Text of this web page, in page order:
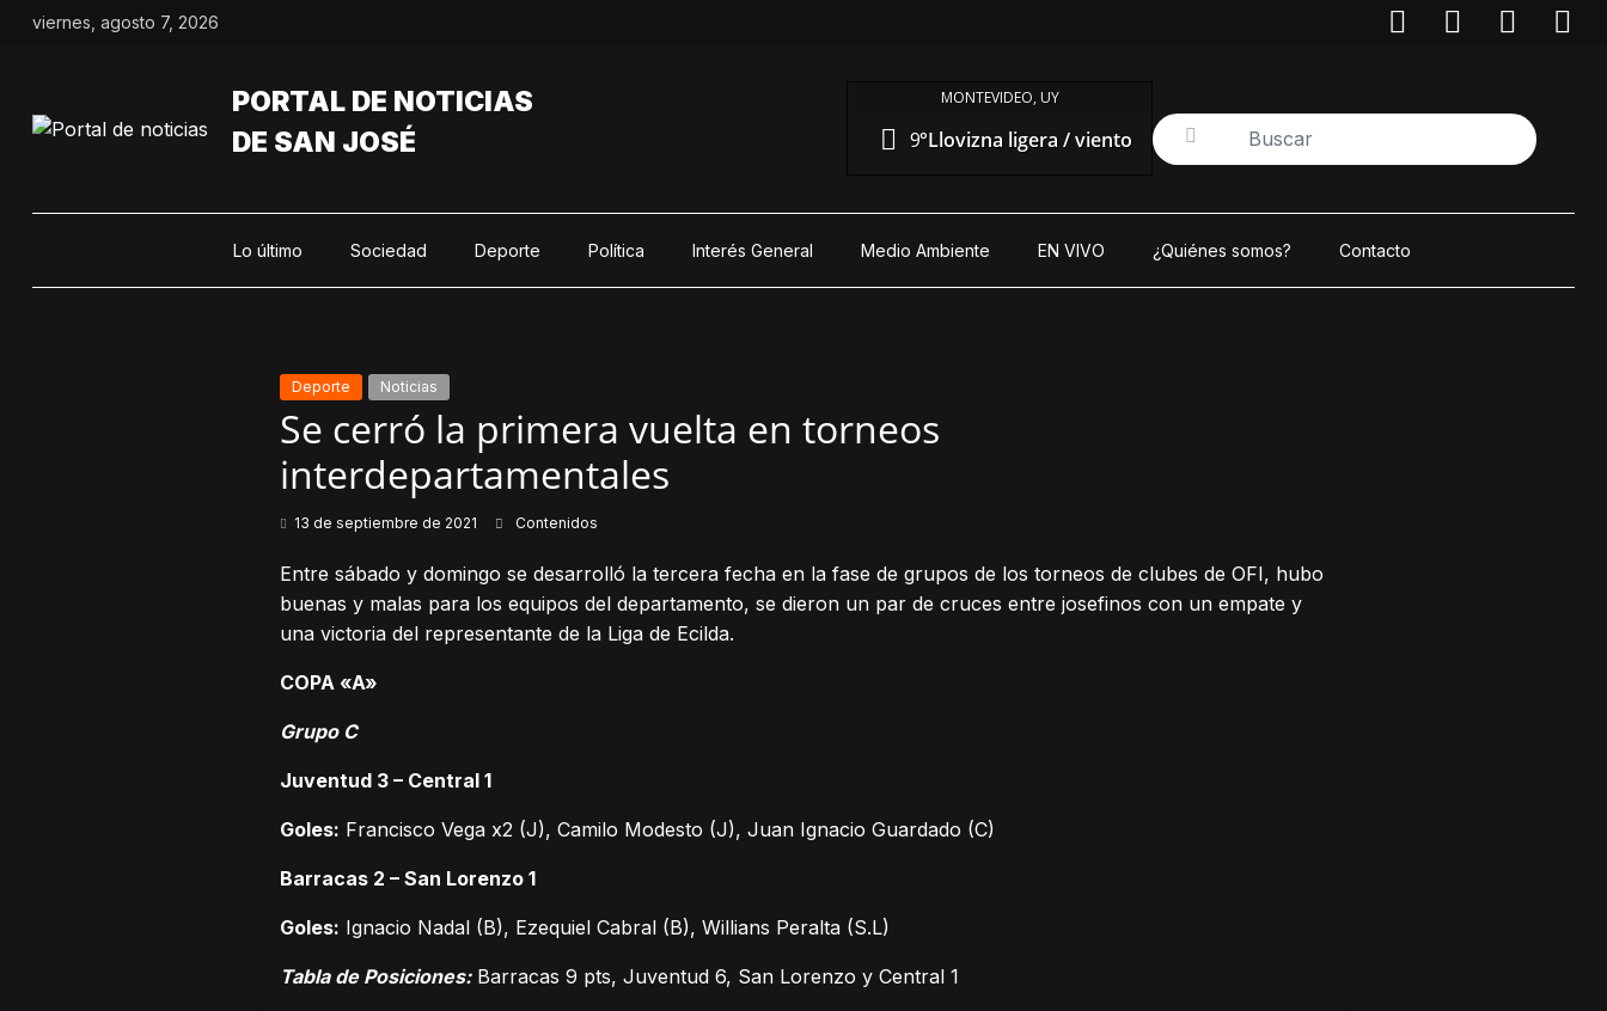
Saltarviernes, agosto 7, 2026
PORTAL DE NOTICIAS
DE SAN JOSÉ
MONTEVIDEO, UY
9°Llovizna ligera / viento
Lo último Sociedad Deporte Política Interés General Medio Ambiente EN VIVO ¿Quiénes somos? Contacto
Deporte Noticias
Se cerró la primera vuelta en torneos
interdepartamentales
13 de septiembre de 2021 Contenidos
Entre sábado y domingo se desarrolló la tercera fecha en la fase de grupos de los torneos de clubes de OFI, hubo
buenas y malas para los equipos del departamento, se dieron un par de cruces entre josefinos con un empate y
una victoria del representante de la Liga de Ecilda.
COPA «A»
Grupo C
Juventud 3 – Central 1
Goles: Francisco Vega x2 (J), Camilo Modesto (J), Juan Ignacio Guardado (C)
Barracas 2 – San Lorenzo 1
Goles: Ignacio Nadal (B), Ezequiel Cabral (B), Willians Peralta (S.L)
Tabla de Posiciones:Barracas 9 pts, Juventud 6, San Lorenzo y Central 1